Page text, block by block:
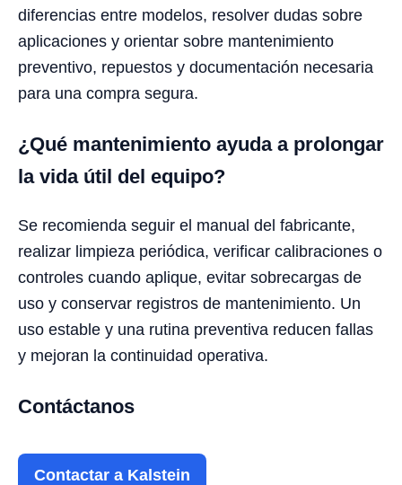
diferencias entre modelos, resolver dudas sobre
aplicaciones y orientar sobre mantenimiento
preventivo, repuestos y documentación necesaria
para una compra segura.
¿Qué mantenimiento ayuda a prolongar
la vida útil del equipo?
Se recomienda seguir el manual del fabricante,
realizar limpieza periódica, verificar calibraciones o
controles cuando aplique, evitar sobrecargas de
uso y conservar registros de mantenimiento. Un
uso estable y una rutina preventiva reducen fallas
y mejoran la continuidad operativa.
Contáctanos
Contactar a Kalstein